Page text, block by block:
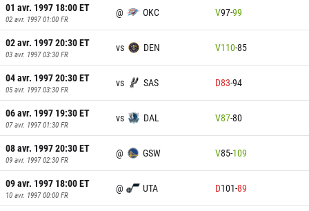
01 avr. 1997 18:00ET
02 avr. 1997 01:00 FR
@ OKC V97-99
02 avr. 1997 20:30ET
03 avr. 1997 03:30 FR
vs DEN V110-85
04 avr. 1997 20:30ET
05 avr. 1997 03:30 FR
vs SAS D83-94
06 avr. 1997 19:30ET
07 avr. 1997 01:30 FR
vs DAL V87-80
08 avr. 1997 20:30ET
09 avr. 1997 02:30 FR
@ GSW V85-109
09 avr. 1997 18:00ET
10 avr. 1997 00:00 FR
@ UTA D101-89